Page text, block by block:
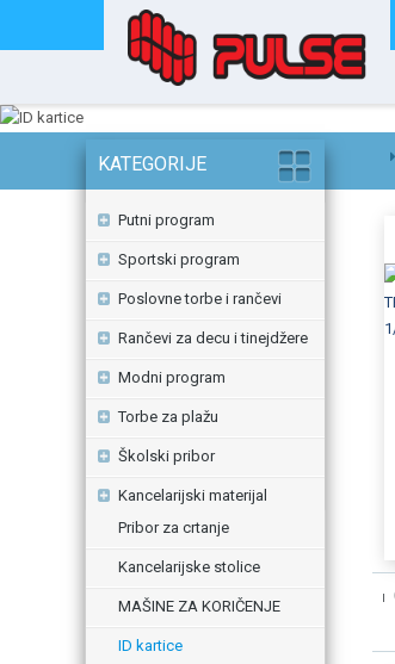
KATEGORIJE
Putni program
Sportski program
Poslovne torbe i rančevi
Rančevi za decu i tinejdžere
Modni program
Torbe za plažu
Školski pribor
Kancelarijski materijal
Pribor za crtanje
Kancelarijske stolice
MAŠINE ZA KORIČENJE
ID kartice